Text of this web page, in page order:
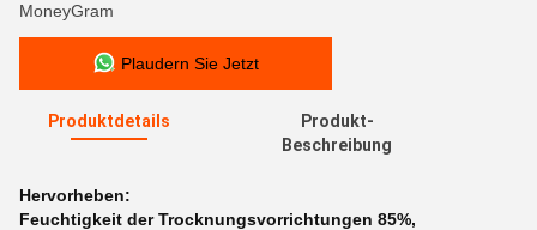
MoneyGram
Plaudern Sie Jetzt
Produktdetails
Produkt-
Beschreibung
Hervorheben:
Feuchtigkeit der Trocknungsvorrichtungen 85%,